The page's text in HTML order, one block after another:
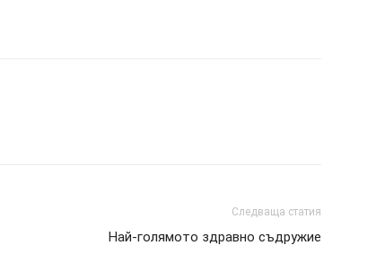
Следваща статия
Най-голямото здравно съдружие